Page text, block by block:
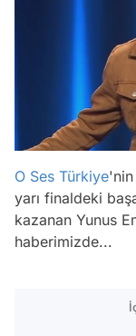
O Ses Türkiye'nin
yarı finaldeki
kazanan Yunus
haberimizde...